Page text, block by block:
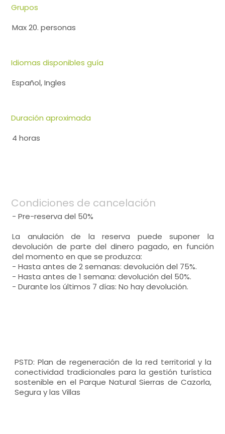
Grupos
Max 20. personas
Idiomas disponibles guía
Español, Ingles
Duración aproximada
4 horas
Condiciones de cancelación
- Pre-reserva del 50%
La anulación de la reserva puede suponer la
devolución de parte del dinero pagado, en función
del momento en que se produzca:
- Hasta antes de 2 semanas: devolución del 75%.
- Hasta antes de 1 semana: devolución del 50%.
- Durante los últimos 7 días: No hay devolución.
PSTD: Plan de regeneración de la red territorial y la
conectividad tradicionales para la gestión turística
sostenible en el Parque Natural Sierras de Cazorla,
Segura y las Villas